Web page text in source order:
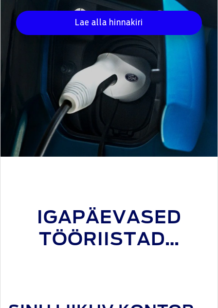
Lae alla hinnakiri
IGAPÄEVASED
TÖÖRIISTAD…